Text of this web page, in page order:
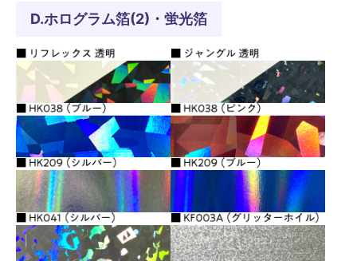
D.ホログラム箔(2)・蛍光箔